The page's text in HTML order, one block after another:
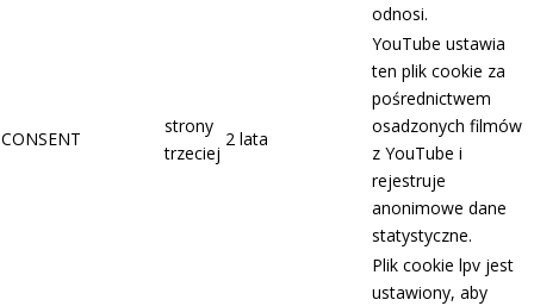
odnosi.
CONSENT
strony
trzeciej
2 lata
YouTube ustawia
ten plik cookie za
pośrednictwem
osadzonych filmów
z YouTube i
rejestruje
anonimowe dane
statystyczne.
Plik cookie lpv jest
ustawiony, aby